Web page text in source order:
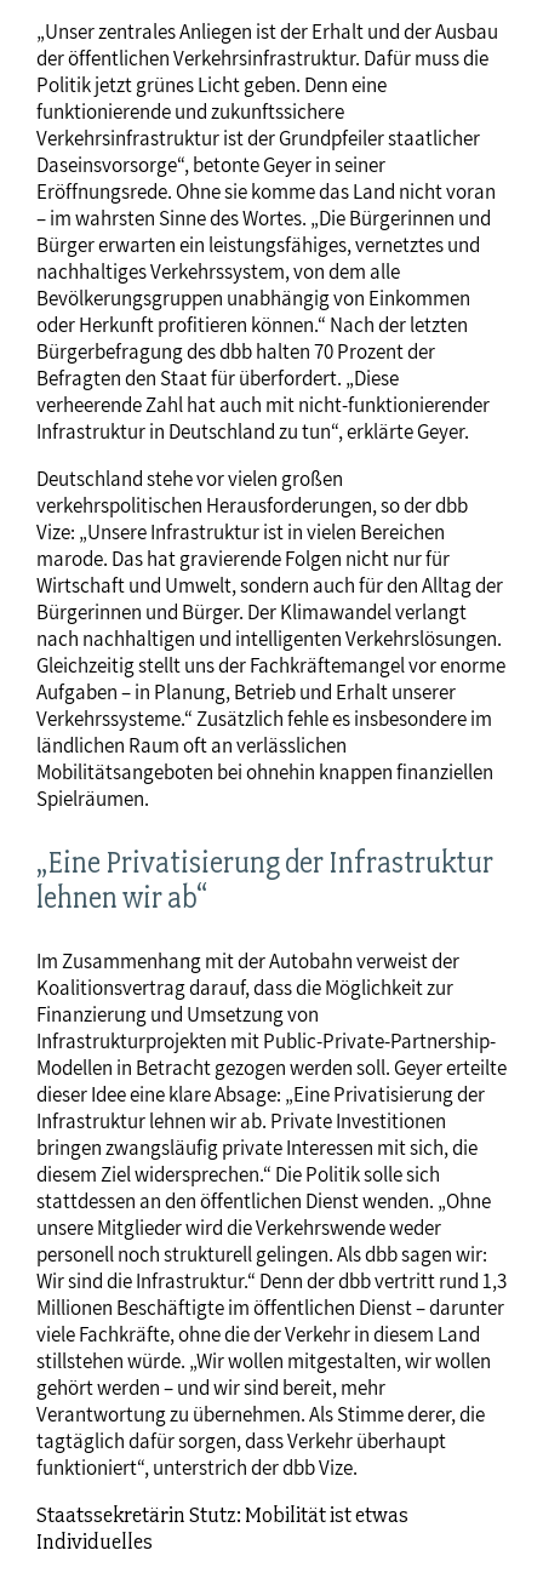
„Unser zentrales Anliegen ist der Erhalt und der Ausbau
der öffentlichen Verkehrsinfrastruktur. Dafür muss die
Politik jetzt grünes Licht geben. Denn eine
funktionierende und zukunftssichere
Verkehrsinfrastruktur ist der Grundpfeiler staatlicher
Daseinsvorsorge“, betonte Geyer in seiner
Eröffnungsrede. Ohne sie komme das Land nicht voran
– im wahrsten Sinne des Wortes. „Die Bürgerinnen und
Bürger erwarten ein leistungsfähiges, vernetztes und
nachhaltiges Verkehrssystem, von dem alle
Bevölkerungsgruppen unabhängig von Einkommen
oder Herkunft profitieren können.“ Nach der letzten
Bürgerbefragung des dbb halten 70 Prozent der
Befragten den Staat für überfordert. „Diese
verheerende Zahl hat auch mit nicht-funktionierender
Infrastruktur in Deutschland zu tun“, erklärte Geyer.
Deutschland stehe vor vielen großen
verkehrspolitischen Herausforderungen, so der dbb
Vize: „Unsere Infrastruktur ist in vielen Bereichen
marode. Das hat gravierende Folgen nicht nur für
Wirtschaft und Umwelt, sondern auch für den Alltag der
Bürgerinnen und Bürger. Der Klimawandel verlangt
nach nachhaltigen und intelligenten Verkehrslösungen.
Gleichzeitig stellt uns der Fachkräftemangel vor enorme
Aufgaben – in Planung, Betrieb und Erhalt unserer
Verkehrssysteme.“ Zusätzlich fehle es insbesondere im
ländlichen Raum oft an verlässlichen
Mobilitätsangeboten bei ohnehin knappen finanziellen
Spielräumen.
„Eine Privatisierung der Infrastruktur
lehnen wir ab“
Im Zusammenhang mit der Autobahn verweist der
Koalitionsvertrag darauf, dass die Möglichkeit zur
Finanzierung und Umsetzung von
Infrastrukturprojekten mit Public-Private-Partnership-
Modellen in Betracht gezogen werden soll. Geyer erteilte
dieser Idee eine klare Absage: „Eine Privatisierung der
Infrastruktur lehnen wir ab. Private Investitionen
bringen zwangsläufig private Interessen mit sich, die
diesem Ziel widersprechen.“ Die Politik solle sich
stattdessen an den öffentlichen Dienst wenden. „Ohne
unsere Mitglieder wird die Verkehrswende weder
personell noch strukturell gelingen. Als dbb sagen wir:
Wir sind die Infrastruktur.“ Denn der dbb vertritt rund 1,3
Millionen Beschäftigte im öffentlichen Dienst – darunter
viele Fachkräfte, ohne die der Verkehr in diesem Land
stillstehen würde. „Wir wollen mitgestalten, wir wollen
gehört werden – und wir sind bereit, mehr
Verantwortung zu übernehmen. Als Stimme derer, die
tagtäglich dafür sorgen, dass Verkehr überhaupt
funktioniert“, unterstrich der dbb Vize.
Staatssekretärin Stutz: Mobilität ist etwas
Individuelles